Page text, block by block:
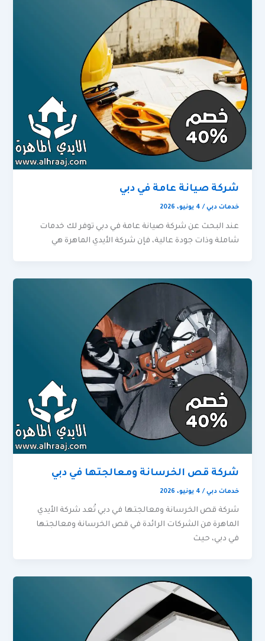
شركة صيانة عامة في دبي
خدمات دبي / 4 يونيو، 2026
عند البحث عن شركة صيانة عامة في دبي توفر لك خدمات
شاملة وذات جودة عالية، فإن شركة الأيدي الماهرة هي
شركة قص الخرسانة ومعالجتها في دبي
خدمات دبي / 4 يونيو، 2026
شركة قص الخرسانة ومعالجتها في دبي تُعد شركة الأيدي
الماهرة من الشركات الرائدة في قص الخرسانة ومعالجتها
في دبي، حيث